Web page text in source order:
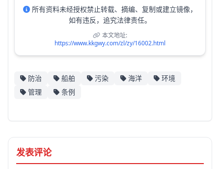
所有资料未经授权禁止转载、摘编、复制或建立镜像，
如有违反，追究法律责任。
本文地址:
https://www.kkgwy.com/zl/zy/16002.html
防治 船舶 污染 海洋
环境
管理
条例
发表评论